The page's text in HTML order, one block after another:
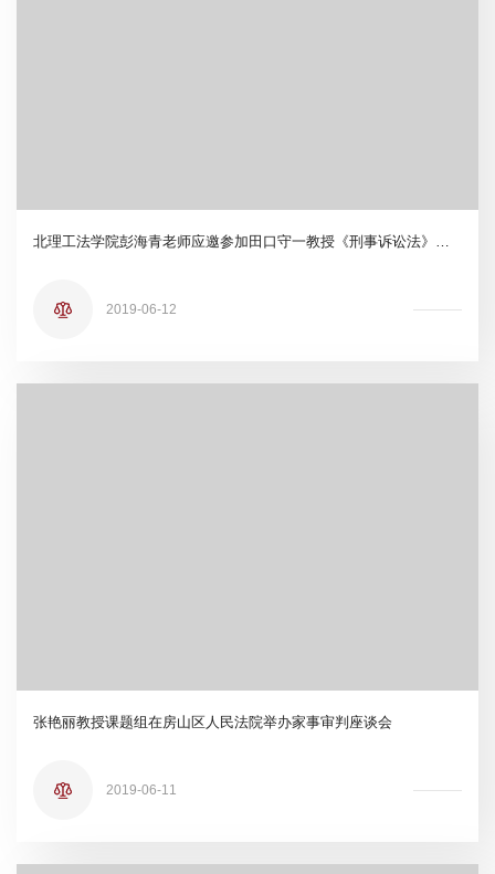
北理工法学院彭海青老师应邀参加田口守一教授《刑事诉讼法》第七版中译本发布暨中日刑诉法最新发展座谈会
2019-06-12
张艳丽教授课题组在房山区人民法院举办家事审判座谈会
2019-06-11